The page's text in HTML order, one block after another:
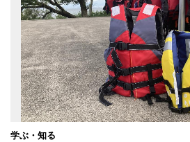
学ぶ・知る